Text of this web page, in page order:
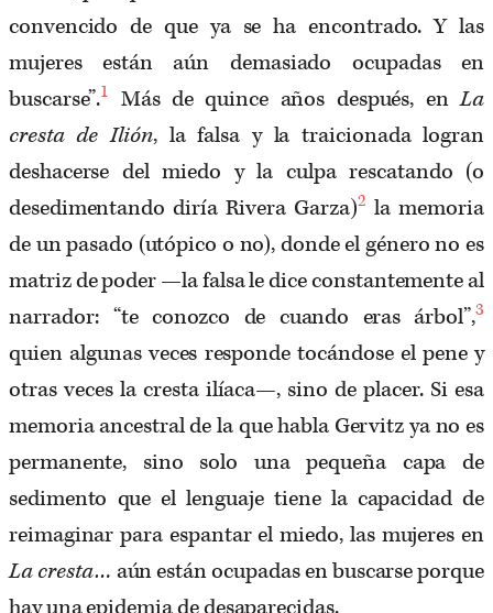
convencido de que ya se ha encontrado. Y las
mujeres están aún demasiado ocupadas en
buscarse”.1 Más de quince años después, enLa
cresta de Ilión, la falsa y la traicionada logran
deshacerse del miedo y la culpa rescatando (o
desedimentando diría Rivera Garza)2 la memoria
de un pasado (utópico o no), donde el género no es
matriz de poder —la falsa le dice constantemente al
narrador: “te conozco de cuando eras árbol”,3
quien algunas veces responde tocándose el pene y
otras veces la cresta ilíaca—, sino de placer. Si esa
memoria ancestral de la que habla Gervitz ya no es
permanente, sino solo una pequeña capa de
sedimento que el lenguaje tiene la capacidad de
reimaginar para espantar el miedo, las mujeres en
La cresta… aún están ocupadas en buscarse porque